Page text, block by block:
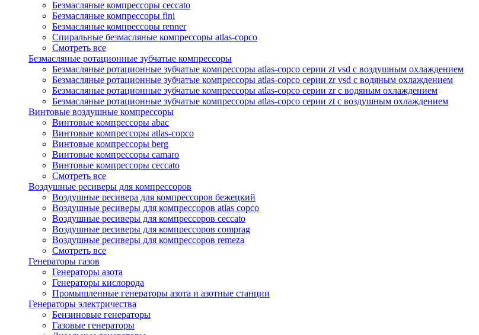
Безмасляные компрессоры ceccato
Безмасляные компрессоры fini
Безмасляные компрессоры renner
Спиральные безмасляные компрессоры atlas-copco
Смотреть все
Безмасляные ротационные зубчатые компрессоры
Безмасляные ротационные зубчатые компрессоры atlas-copco серии zt vsd с воздушным охлаждением
Безмасляные ротационные зубчатые компрессоры atlas-copco серии zr vsd с водяным охлаждением
Безмасляные ротационные зубчатые компрессоры atlas-copco серии zr с водяным охлаждением
Безмасляные ротационные зубчатые компрессоры atlas-copco серии zt с воздушным охлаждением
Винтовые воздушные компрессоры
Винтовые компрессоры abac
Винтовые компрессоры atlas-copco
Винтовые компрессоры berg
Винтовые компрессоры camaro
Винтовые компрессоры ceccato
Смотреть все
Воздушные ресиверы для компрессоров
Воздушные ресивера для компрессоров бежецкий
Воздушные ресиверы для компрессоров atlas copco
Воздушные ресиверы для компрессоров ceccato
Воздушные ресиверы для компрессоров comprag
Воздушные ресиверы для компрессоров remeza
Смотреть все
Генераторы газов
Генераторы азота
Генераторы кислорода
Промышленные генераторы азота и азотные станции
Генераторы электричества
Бензиновые генераторы
Газовые генераторы